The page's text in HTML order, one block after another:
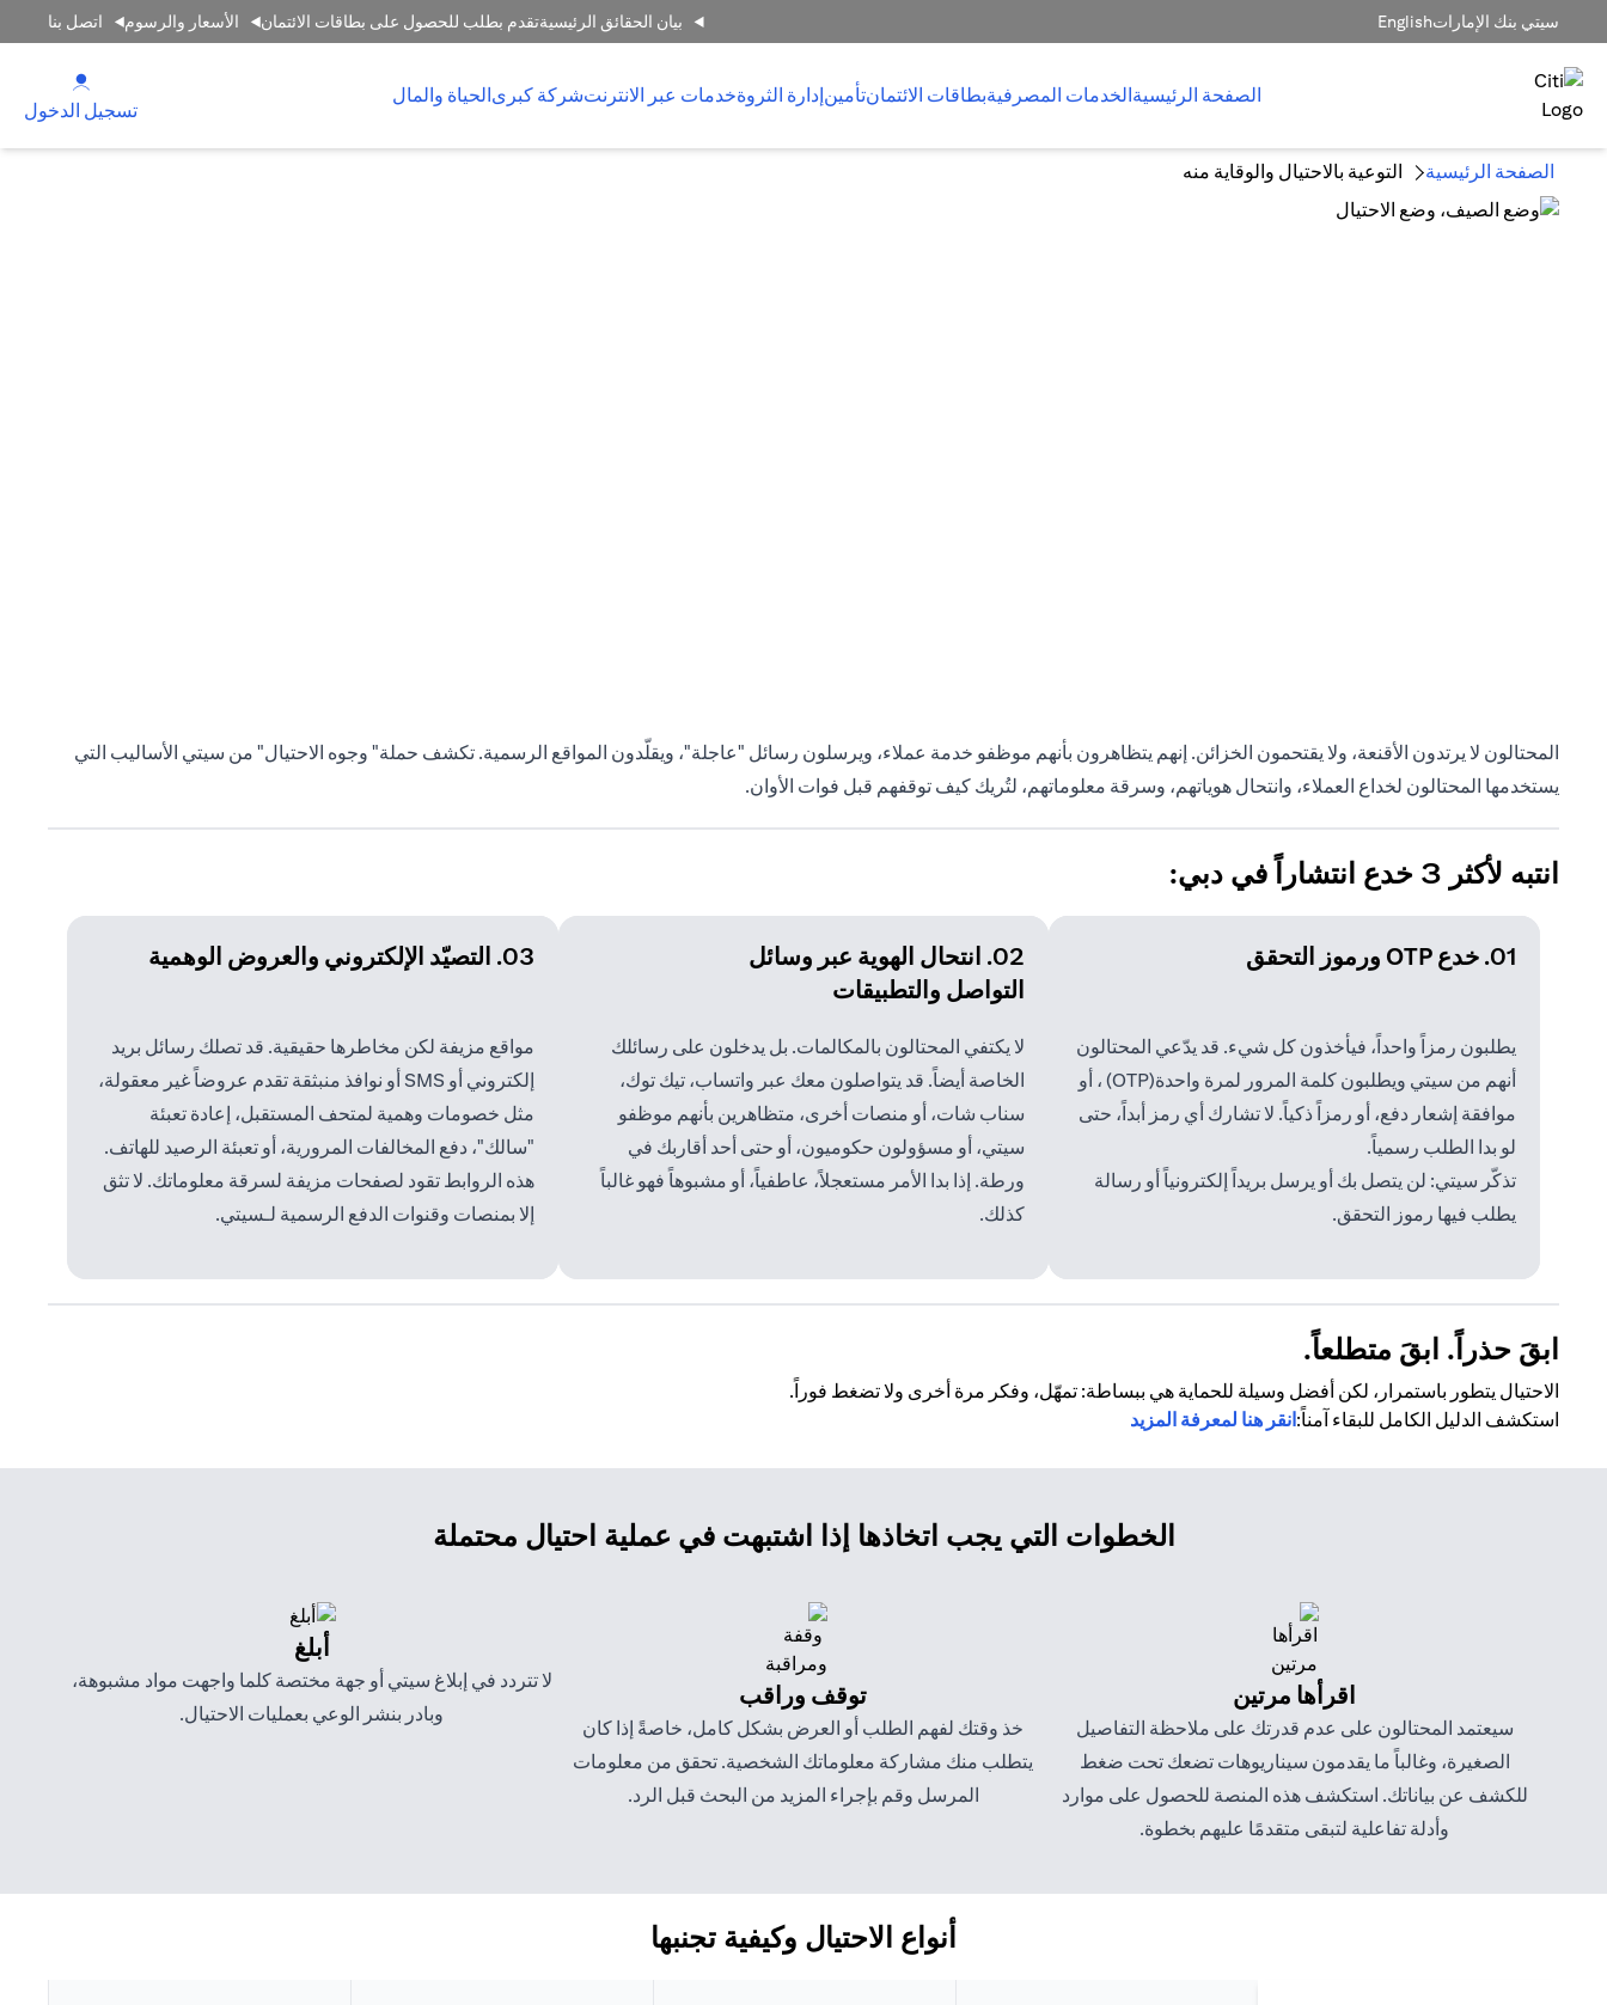
سيتي بنك الإماراتEnglish بيان الحقائق الرئيسيةتقدم بطلب للحصول على بطاقات الائتمان الأسعار والرسوم اتصل بنا
الصفحة الرئيسيةالخدمات المصرفيةبطاقات الائتمانتأمينإدارة الثروةخدمات عبر الانترنتشركة كبرىالحياة والمال
تسجيل الدخول
الصفحة الرئيسية التوعية بالاحتيال والوقاية منه
المحتالون لا يرتدون الأقنعة، ولا يقتحمون الخزائن. إنهم يتظاهرون بأنهم موظفو خدمة عملاء، ويرسلون رسائل "عاجلة"، ويقلّدون المواقع الرسمية. تكشف حملة" وجوه الاحتيال" من سيتي الأساليب التي
يستخدمها المحتالون لخداع العملاء، وانتحال هوياتهم، وسرقة معلوماتهم، لتُريك كيف توقفهم قبل فوات الأوان.
انتبه لأكثر 3 خدع انتشاراً في دبي:
01. خدع OTP ورموز التحقق
يطلبون رمزاً واحداً، فيأخذون كل شيء. قد يدّعي المحتالون
أنهم من سيتي ويطلبون كلمة المرور لمرة واحدة(OTP) ، أو
موافقة إشعار دفع، أو رمزاً ذكياً. لا تشارك أي رمز أبداً، حتى
لو بدا الطلب رسمياً.
تذكّر سيتي: لن يتصل بك أو يرسل بريداً إلكترونياً أو رسالة
يطلب فيها رموز التحقق.
02. انتحال الهوية عبر وسائل
التواصل والتطبيقات
لا يكتفي المحتالون بالمكالمات. بل يدخلون على رسائلك
الخاصة أيضاً. قد يتواصلون معك عبر واتساب، تيك توك،
سناب شات، أو منصات أخرى، متظاهرين بأنهم موظفو
سيتي، أو مسؤولون حكوميون، أو حتى أحد أقاربك في
ورطة. إذا بدا الأمر مستعجلاً، عاطفياً، أو مشبوهاً فهو غالباً
كذلك.
03. التصيّد الإلكتروني والعروض الوهمية
مواقع مزيفة لكن مخاطرها حقيقية. قد تصلك رسائل بريد
إلكتروني أو SMS أو نوافذ منبثقة تقدم عروضاً غير معقولة،
مثل خصومات وهمية لمتحف المستقبل، إعادة تعبئة
"سالك"، دفع المخالفات المرورية، أو تعبئة الرصيد للهاتف.
هذه الروابط تقود لصفحات مزيفة لسرقة معلوماتك. لا تثق
إلا بمنصات وقنوات الدفع الرسمية لـسيتي.
ابقَ حذراً. ابقَ متطلعاً.
الاحتيال يتطور باستمرار، لكن أفضل وسيلة للحماية هي ببساطة: تمهّل، وفكر مرة أخرى ولا تضغط فوراً.
استكشف الدليل الكامل للبقاء آمناً:انقر هنا لمعرفة المزيد
الخطوات التي يجب اتخاذها إذا اشتبهت في عملية احتيال محتملة
اقرأها مرتين
سيعتمد المحتالون على عدم قدرتك على ملاحظة التفاصيل
الصغيرة، وغالباً ما يقدمون سيناريوهات تضعك تحت ضغط
للكشف عن بياناتك. استكشف هذه المنصة للحصول على موارد
وأدلة تفاعلية لتبقى متقدمًا عليهم بخطوة.
توقف وراقب
خذ وقتك لفهم الطلب أو العرض بشكل كامل، خاصةً إذا كان
يتطلب منك مشاركة معلوماتك الشخصية. تحقق من معلومات
المرسل وقم بإجراء المزيد من البحث قبل الرد.
أبلغ
لا تتردد في إبلاغ سيتي أو جهة مختصة كلما واجهت مواد مشبوهة،
وبادر بنشر الوعي بعمليات الاحتيال.
أنواع الاحتيال وكيفية تجنبها